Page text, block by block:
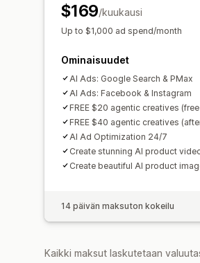
$169/kuukausi
Up to $1,000 ad spend/month
Ominaisuudet
AI Ads: Google Search & PMax
AI Ads: Facebook & Instagram
FREE $20 agentic creatives
FREE $40 agentic creatives
AI Ad Optimization 24/7
Create stunning AI product
Create beautiful AI product
14 päivän maksuton kokeilu
Kaikki maksut laskutetaan